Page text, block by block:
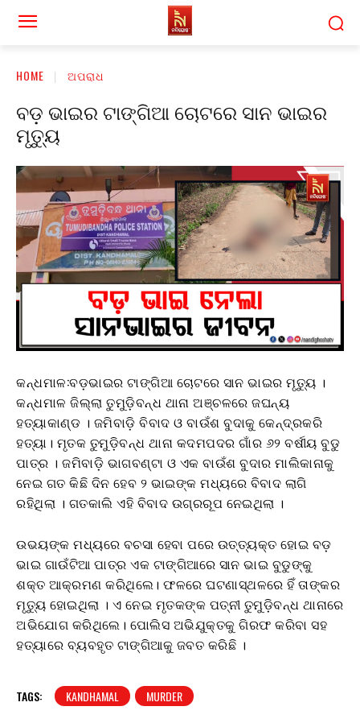
HOME ଅପରାଧ
ବଡ଼ ଭାଇର ଟାଙ୍ଗିଆ ଚୋଟରେ ସାନ ଭାଇର
ମୃତ୍ୟୁ
କନ୍ଧମାଳ:ବଡ଼ଭାଇର ଟାଙ୍ଗିଆ ଚୋଟରେ ସାନ ଭାଇର ମୃତ୍ୟୁ ।
କନ୍ଧମାଳ ଜିଲ୍ଲା ତୁମୁଡ଼ିବନ୍ଧ ଥାନା ଅଞ୍ଚଳରେ ଜଘନ୍ୟ
ହତ୍ୟାକାଣ୍ଡ । ଜମିବାଡ଼ି ବିବାଦ ଓ ବାଉଁଶ ବୁଦାକୁ କେନ୍ଦ୍ରକରି
ହତ୍ୟା। ମୃତକ ତୁମୁଡ଼ିବନ୍ଧ ଥାନା କଦମପଦର ଗାଁର ୬୨ ବର୍ଷୀୟ ବୁଡୁ
ପାତ୍ର । ଜମିବାଡ଼ି ଭାଗବଣ୍ଟା ଓ ଏକ ବାଉଁଶ ବୁଦାର ମାଲିକାନାକୁ
ନେଇ ଗତ କିଛି ଦିନ ହେବ ୨ ଭାଇଙ୍କ ମଧ୍ୟରେ ବିବାଦ ଲାଗି
ରହିଥିଲା । ଗତକାଲି ଏହି ବିବାଦ ଉଗ୍ରରୂପ ନେଇଥିଲା ।
ଉଭୟଙ୍କ ମଧ୍ୟରେ ବଚସା ହେବା ପରେ ଉତ୍ତ୍ୟକ୍ତ ହୋଇ ବଡ଼
ଭାଇ ଗାଉଁଟିଆ ପାତ୍ର ଏକ ଟାଙ୍ଗିଆରେ ସାନ ଭାଇ ବୁଡୁଙ୍କୁ
ଶକ୍ତ ଆକ୍ରମଣ କରିଥିଲେ। ଫଳରେ ଘଟଣାସ୍ଥଳରେ ହିଁ ତାଙ୍କର
ମୃତ୍ୟୁ ହୋଇଥିଲା । ଏ ନେଇ ମୃତକଙ୍କ ପତ୍ନୀ ତୁମୁଡ଼ିବନ୍ଧ ଥାନାରେ
ଅଭିଯୋଗ କରିଥିଲେ। ପୋଲିସ ଅଭିଯୁକ୍ତକୁ ଗିରଫ କରିବା ସହ
ହତ୍ୟାରେ ବ୍ୟବହୃତ ଟାଙ୍ଗିଆକୁ ଜବତ କରିଛି ।
TAGS: KANDHAMAL MURDER